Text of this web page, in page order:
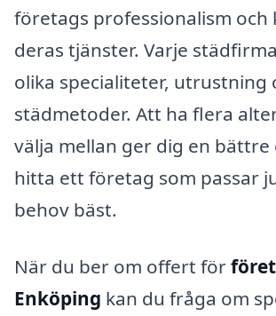
företags professionalism och
deras tjänster. Varje
olika specialiteter, utrustning
städmetoder. Att ha flera
välja mellan ger dig en bättre
hitta ett företag som passar
behov bäst.
När du ber om offert för
Enköping kan du fråga om